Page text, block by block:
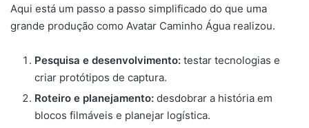
Aqui está um passo a passo simplificado do que uma
grande produção como Avatar Caminho Água realizou.
Pesquisa e desenvolvimento: testar tecnologias e
criar protótipos de captura.
Roteiro e planejamento: desdobrar a história em
blocos filmáveis e planejar logística.